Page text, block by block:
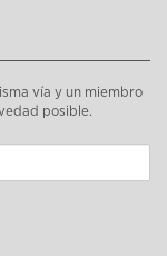
vía y un miembro
posible.